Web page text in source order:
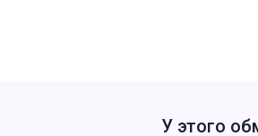
У этого